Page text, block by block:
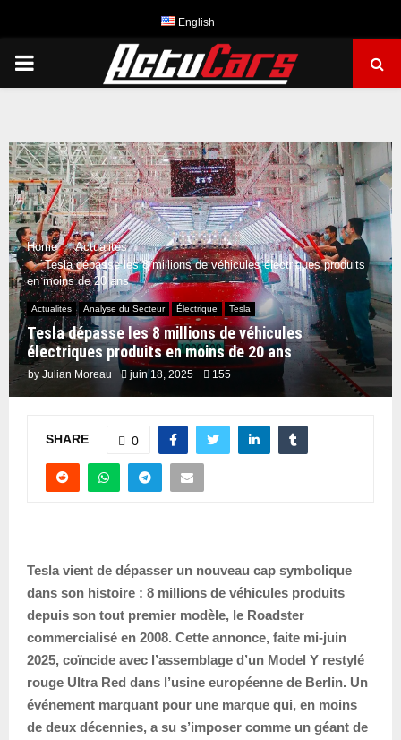
English
PRIMARY
Home
Actualités
Tesla dépasse les 8 millions de véhicules électriques produits
en moins de 20 ans
Actualités Analyse du Secteur Électrique Tesla
Tesla dépasse les 8 millions de véhicules
électriques produits en moins de 20 ans
by Julian Moreau juin 18, 2025 155
SHARE 0
Tesla vient de dépasser un nouveau cap symbolique
dans son histoire : 8 millions de véhicules produits
depuis son tout premier modèle, le Roadster
commercialisé en 2008. Cette annonce, faite mi-juin
2025, coïncide avec l’assemblage d’un Model Y restylé
rouge Ultra Red dans l’usine européenne de Berlin. Un
événement marquant pour une marque qui, en moins
de deux décennies, a su s’imposer comme un géant de